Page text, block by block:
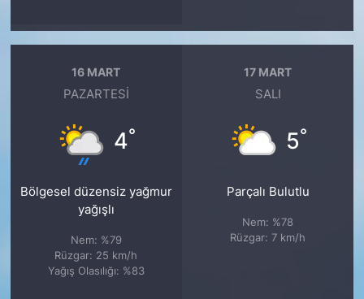
16 MART
PAZARTESI
4°
Bölgesel düzensiz yağmur
yağışlı
Nem: %79
Rüzgar: 25 km/h
Yağış Olasılığı: %83
17 MART
SALI
5°
Parçalı Bulutlu
Nem: %78
Rüzgar: 7 km/h